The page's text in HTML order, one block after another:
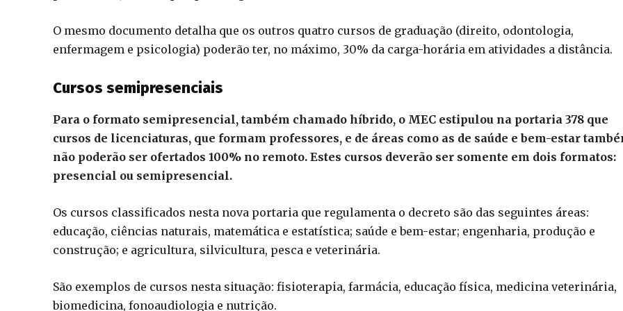
O mesmo documento detalha que os outros quatro cursos de graduação (direito, odontologia,
enfermagem e psicologia) poderão ter, no máximo, 30% da carga-horária em atividades a distância.
Cursos semipresenciais
Para o formato semipresencial, também chamado híbrido, o MEC estipulou na portaria 378 que
cursos de licenciaturas, que formam professores, e de áreas como as de saúde e bem-estar
não poderão ser ofertados 100% no remoto. Estes cursos deverão ser somente em dois formatos:
presencial ou semipresencial.
Os cursos classificados nesta nova portaria que regulamenta o decreto são das seguintes áreas:
educação, ciências naturais, matemática e estatística; saúde e bem-estar; engenharia, produção e
construção; e agricultura, silvicultura, pesca e veterinária.
São exemplos de cursos nesta situação: fisioterapia, farmácia, educação física, medicina veterinária,
biomedicina, fonoaudiologia e nutrição.